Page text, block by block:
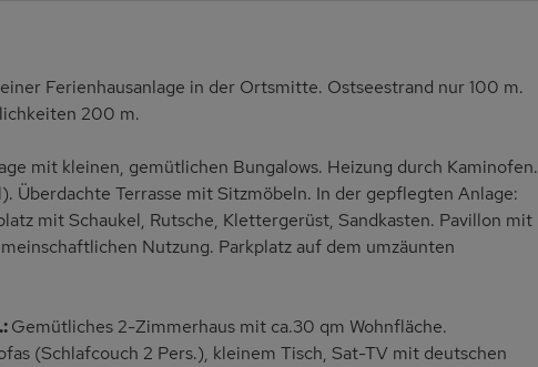
Ferienhausanlage in der Ortsmitte. Ostseestrand nur 100 m.
200 m.
mit kleinen, gemütlichen Bungalows. Heizung durch Kaminofen.
Überdachte Terrasse mit Sitzmöbeln. In der gepflegten Anlage:
mit Schaukel, Rutsche, Klettergerüst, Sandkasten. Pavillon mit
Nutzung. Parkplatz auf dem umzäunten
Gemütliches 2-Zimmerhaus mit ca.30 qm Wohnfläche.
(Schlafcouch 2 Pers.), kleinem Tisch, Sat-TV mit deutschen